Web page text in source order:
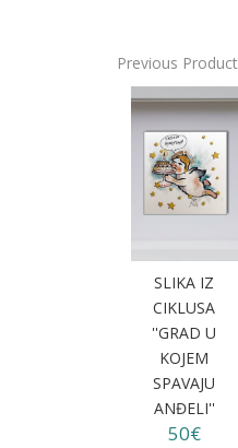
Previous Product
SLIKA IZ
CIKLUSA
''GRAD U
KOJEM
SPAVAJU
ANĐELI''
50€